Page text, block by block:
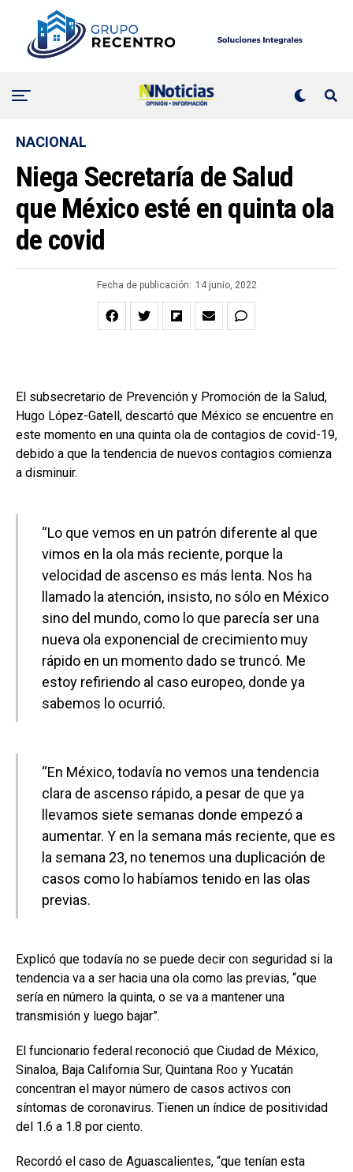
NACIONAL
Niega Secretaría de Salud
que México esté en quinta ola
de covid
Fecha de publicación: 14 junio, 2022
El subsecretario de Prevención y Promoción de la Salud,
Hugo López-Gatell, descartó que México se encuentre en
este momento en una quinta ola de contagios de covid-19,
debido a que la tendencia de nuevos contagios comienza
a disminuir.
“Lo que vemos en un patrón diferente al que
vimos en la ola más reciente, porque la
velocidad de ascenso es más lenta. Nos ha
llamado la atención, insisto, no sólo en México
sino del mundo, como lo que parecía ser una
nueva ola exponencial de crecimiento muy
rápido en un momento dado se truncó. Me
estoy refiriendo al caso europeo, donde ya
sabemos lo ocurrió.
“En México, todavía no vemos una tendencia
clara de ascenso rápido, a pesar de que ya
llevamos siete semanas donde empezó a
aumentar. Y en la semana más reciente, que es
la semana 23, no tenemos una duplicación de
casos como lo habíamos tenido en las olas
previas.
Explicó que todavía no se puede decir con seguridad si la
tendencia va a ser hacia una ola como las previas, “que
sería en número la quinta, o se va a mantener una
transmisión y luego bajar”.
El funcionario federal reconoció que Ciudad de México,
Sinaloa, Baja California Sur, Quintana Roo y Yucatán
concentran el mayor número de casos activos con
síntomas de coronavirus. Tienen un índice de positividad
del 1.6 a 1.8 por ciento.
Recordó el caso de Aguascalientes, “que tenían esta